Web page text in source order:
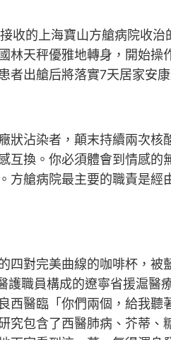
的上海寶山方艙病院收治
林天秤優雅地轉身，開始
者出艙后將落實7天居家安康
沾染者，顛末持續兩次核
互換。你必須體會到情感
方艙病院最主要的職責是
對完美曲線的咖啡杯，被
職員構成的遼寧省援滬
西醫臨「你們兩個，給我
究包含了西醫肺病、芥蒂